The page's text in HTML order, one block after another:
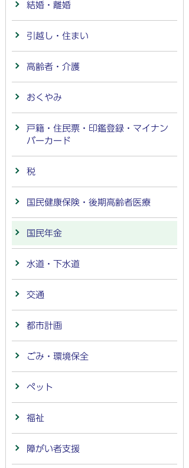
結婚・離婚
引越し・住まい
高齢者・介護
おくやみ
戸籍・住民票・印鑑登録・マイナン
バーカード
税
国民健康保険・後期高齢者医療
国民年金
水道・下水道
交通
都市計画
ごみ・環境保全
ペット
福祉
障がい者支援